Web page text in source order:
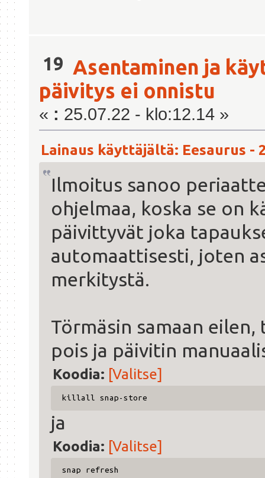
19 Asentaminen ja
päivitys ei onnistu
« : 25.07.22 - klo:12.14 »
Lainaus käyttäjältä: Eesaurus -
Ilmoitus sanoo
ohjelmaa, koska se on
päivittyvät joka
automaattisesti, joten
merkitystä.
Törmäsin samaan
pois ja päivitin
Koodia: [Valitse]
killall snap-store
ja
Koodia: [Valitse]
snap refresh